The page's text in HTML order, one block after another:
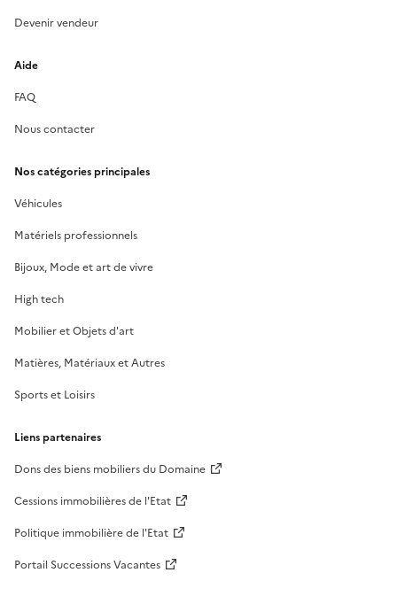
Devenir vendeur
Aide
FAQ
Nous contacter
Nos catégories principales
Véhicules
Matériels professionnels
Bijoux, Mode et art de vivre
High tech
Mobilier et Objets d'art
Matières, Matériaux et Autres
Sports et Loisirs
Liens partenaires
Dons des biens mobiliers du Domaine
Cessions immobilières de l'Etat
Politique immobilière de l'Etat
Portail Successions Vacantes